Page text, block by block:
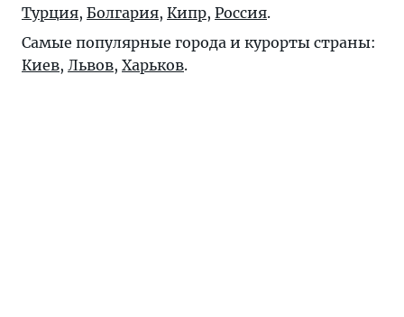
Турция, Болгария, Кипр, Россия.
Самые популярные города и курорты страны:
Киев, Львов, Харьков.